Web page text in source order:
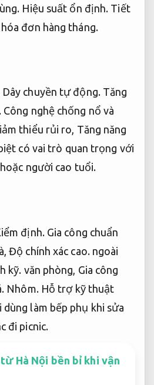
Hiệu suất ổn định. Tiết
đơn hàng tháng.
Dây chuyền tự động. Tăng
Công nghệ chống nổ và
thiểu rủi ro, Tăng năng
có vai trò quan trọng với
người cao tuổi.
định. Gia công chuẩn
Độ chính xác cao.ngoài
kỹ. văn phòng, Gia công
Nhôm. Hỗ trợ kỹ thuật
làm bếp phụ khi sửa
đi picnic.
Hà Nội bền bỉ khi vận